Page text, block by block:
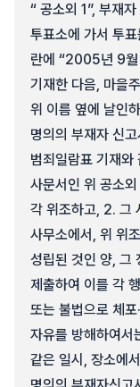
“ 공소외 1”, 부재
투표소에 가서 투
란에 “2005년 9월
기재한 다음, 마을
위 이름 옆에 날인
명의의 부재자 신
범죄일람표 기재와
사문서인 위 공소
각 위조하고, 2. 그
사무소에서, 위 위
성립된 것인 양, 그
제출하여 이를 각
또는 불법으로 체
자유를 방해하여서
같은 일시, 장소에